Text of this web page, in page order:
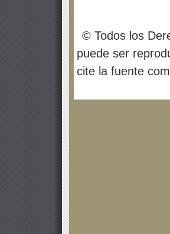
© Todos los
puede ser
cite la fuente